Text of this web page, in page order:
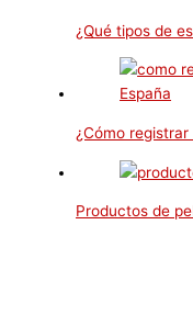
¿Qué tipos de
¿Cómo
Productos de